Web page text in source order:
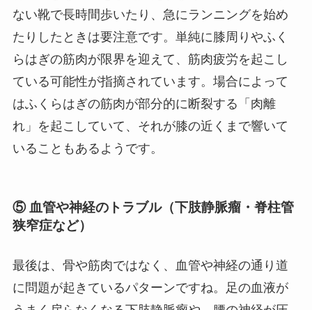
ない靴で長時間歩いたり、急にランニングを始め
たりしたときは要注意です。単純に膝周りやふく
らはぎの筋肉が限界を迎えて、筋肉疲労を起こし
ている可能性が指摘されています。場合によって
はふくらはぎの筋肉が部分的に断裂する「肉離
れ」を起こしていて、それが膝の近くまで響いて
いることもあるようです。
⑤ 血管や神経のトラブル（下肢静脈瘤・脊柱管
狭窄症など）
最後は、骨や筋肉ではなく、血管や神経の通り道
に問題が起きているパターンですね。足の血液が